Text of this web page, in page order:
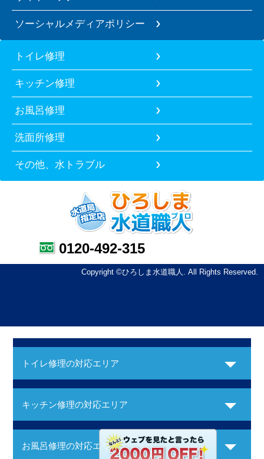
ソーシャルメディアポリシー
トイレ修理
キッチン修理
お風呂修理
洗面所修理
その他、水トラブル
0120-492-315
Copyright ©ひろしま水道職人. All Rights Reserved.
トイレ修理の対応エリア
キッチン修理の対応エリア
お風呂修理の対応エリア